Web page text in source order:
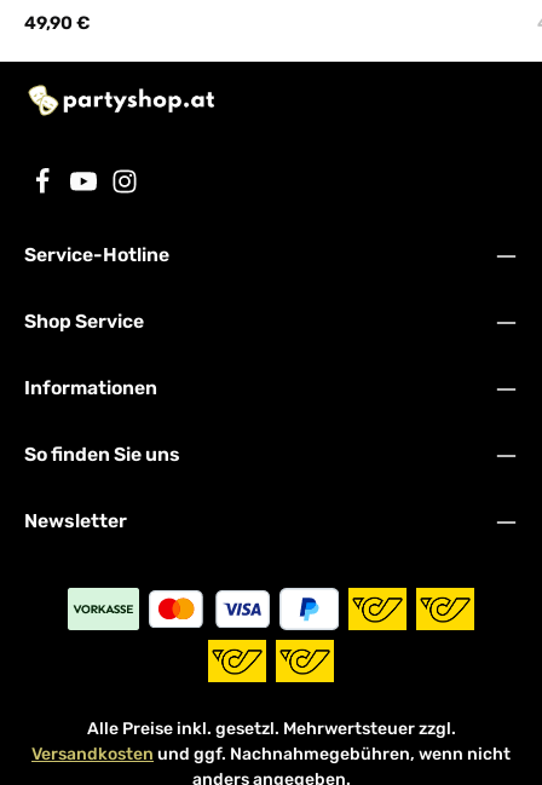
Regulärer Preis:
49,90 €
Service-Hotline
Shop Service
Informationen
So finden Sie uns
Newsletter
Alle Preise inkl. gesetzl. Mehrwertsteuer zzgl.
Versandkosten und ggf. Nachnahmegebühren, wenn nicht
anders angegeben.